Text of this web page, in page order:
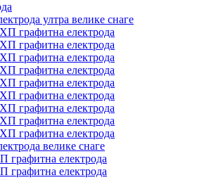
ултра велике снаге
графитна електрода
графитна електрода
графитна електрода
графитна електрода
графитна електрода
графитна електрода
графитна електрода
графитна електрода
графитна електрода
велике снаге
графитна електрода
графитна електрода